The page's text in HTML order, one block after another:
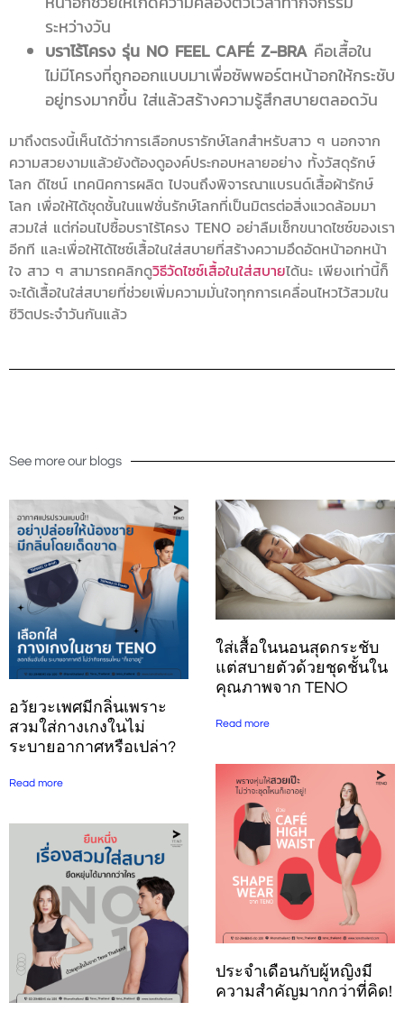
ระหว่างวัน
บราไร้โครง รุ่น NO FEEL CAFÉ Z-BRA คือเสื้อใน
ไม่มีโครงที่ถูกออกแบบมาเพื่อซัพพอร์ตหน้าอกให้กระชับ
อยู่ทรงมากขึ้น ใส่แล้วสร้างความรู้สึกสบายตลอดวัน
มาถึงตรงนี้เห็นได้ว่าการเลือกบรารักษ์โลกสำหรับสาว ๆ นอกจาก
ความสวยงามแล้วยังต้องดูองค์ประกอบหลายอย่าง ทั้งวัสดุรักษ์
โลก ดีไซน์ เทคนิคการผลิต ไปจนถึงพิจารณาแบรนด์เสื้อผ้ารักษ์
โลก เพื่อให้ได้ชุดชั้นในแฟชั่นรักษ์โลกที่เป็นมิตรต่อสิ่งแวดล้อมมา
สวมใส่ แต่ก่อนไปซื้อบราไร้โครง TENO อย่าลืมเช็กขนาดไซซ์ของเรา
อีกที และเพื่อให้ได้ไซซ์เสื้อในใส่สบายที่สร้างความอึดอัดหน้าอกหน้า
ใจ สาว ๆ สามารถคลิกดูวิธีวัดไซซ์เสื้อในใส่สบายได้นะ เพียงเท่านี้ก็
จะได้เสื้อในใส่สบายที่ช่วยเพิ่มความมั่นใจทุกการเคลื่อนไหวไว้สวมใน
ชีวิตประจำวันกันแล้ว
See more our blogs
อวัยวะเพศมีกลิ่นเพราะ
สวมใส่กางเกงในไม่
ระบายอากาศหรือเปล่า?
Read more
ใส่เสื้อในนอนสุดกระชับ
แต่สบายตัวด้วยชุดชั้นใน
คุณภาพจาก TENO
Read more
ประจำเดือนกับผู้หญิงมี
ความสำคัญมากกว่าที่คิด!